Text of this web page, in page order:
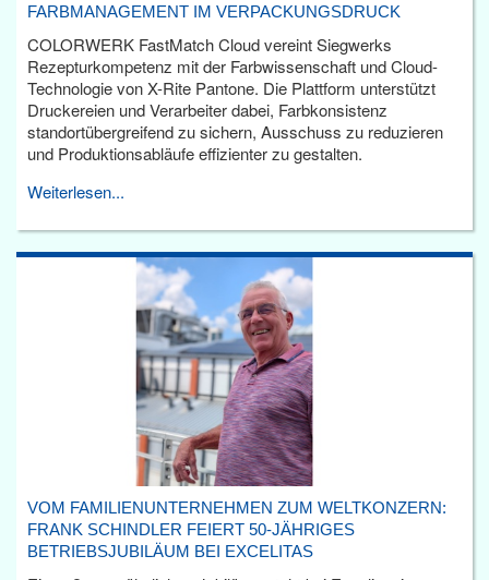
ARBMANAGEMENT IM VERPACKUNGSDRUCK
COLORWERK FastMatch Cloud vereint Siegwerks
Rezepturkompetenz mit der Farbwissenschaft und Cloud-
Technologie von X-Rite Pantone. Die Plattform unterstützt
Druckereien und Verarbeiter dabei, Farbkonsistenz
standortübergreifend zu sichern, Ausschuss zu reduzieren
und Produktionsabläufe effizienter zu gestalten.
Weiterlesen...
VOM FAMILIENUNTERNEHMEN ZUM WELTKONZERN:
FRANK SCHINDLER FEIERT 50-JÄHRIGES
BETRIEBSJUBILÄUM BEI EXCELITAS